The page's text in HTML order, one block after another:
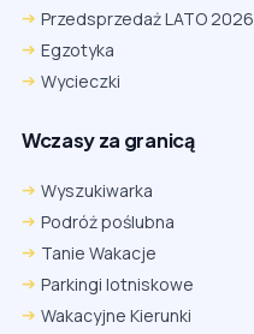
Przedsprzedaż LATO 2026
Egzotyka
Wycieczki
Wczasy za granicą
Wyszukiwarka
Podróż poślubna
Tanie Wakacje
Parkingi lotniskowe
Wakacyjne Kierunki